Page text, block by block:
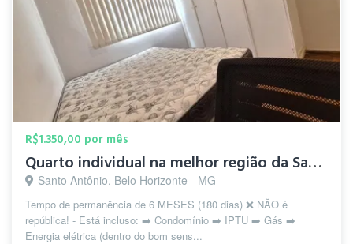
R$1.350,00 por mês
Quarto individual na melhor região da Savassi
Santo Antônio, Belo Horizonte - MG
Tempo de permanência de 6 MESES (180 dias) ❌ NÃO é
república! - Está incluso: ➡️ Condomínio ➡️ IPTU ➡️ Gás ➡️
Energia elétrica (dentro do bom sens...